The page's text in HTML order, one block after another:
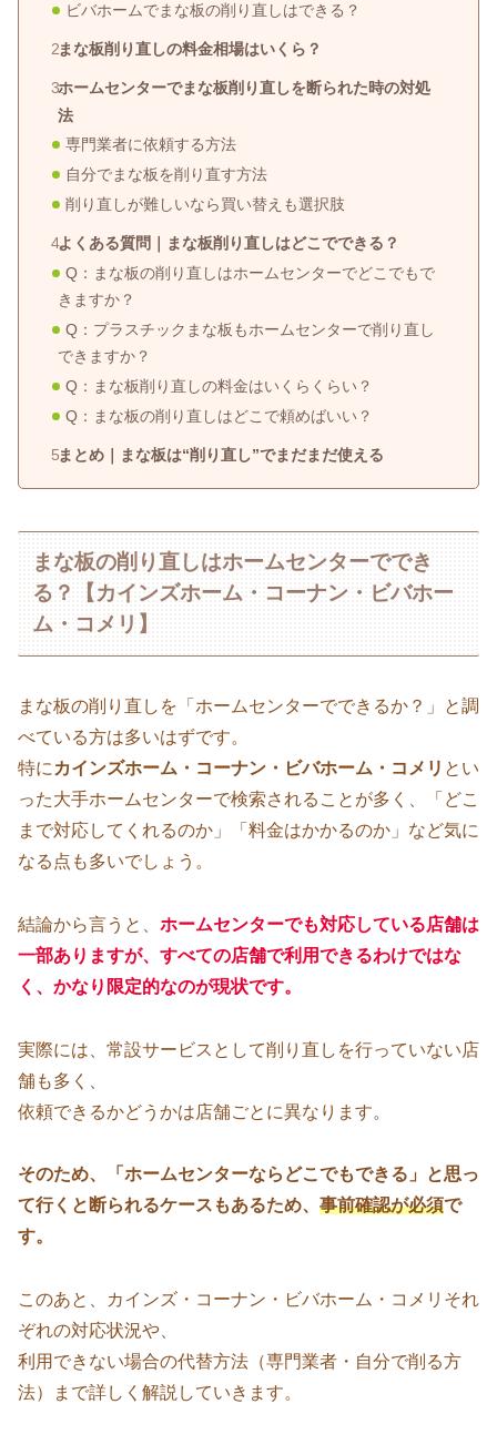
ビバホームでまな板の削り直しはできる？
まな板削り直しの料金相場はいくら？
ホームセンターでまな板削り直しを断られた時の対処
法
専門業者に依頼する方法
自分でまな板を削り直す方法
削り直しが難しいなら買い替えも選択肢
よくある質問｜まな板削り直しはどこでできる？
Q：まな板の削り直しはホームセンターでどこでもで
きますか？
Q：プラスチックまな板もホームセンターで削り直し
できますか？
Q：まな板削り直しの料金はいくらくらい？
Q：まな板の削り直しはどこで頼めばいい？
まとめ｜まな板は“削り直し”でまだまだ使える
まな板の削り直しはホームセンターででき
る？【カインズホーム・コーナン・ビバホー
ム・コメリ】
まな板の削り直しを「ホームセンターでできるか？」と調
べている方は多いはずです。
特に カインズホーム・コーナン・ビバホーム・コメリ とい
った大手ホームセンターで検索されることが多く、「どこ
まで対応してくれるのか」「料金はかかるのか」など気に
なる点も多いでしょう。
結論から言うと、 ホームセンターでも対応している店舗は
一部ありますが、すべての店舗で利用できるわけではな
く、かなり限定的なのが現状です。
実際には、常設サービスとして削り直しを行っていない店
舗も多く、
依頼できるかどうかは店舗ごとに異なります。
そのため、「ホームセンターならどこでもできる」と思っ
て行くと断られるケースもあるため、 事前確認が必須で
す。
このあと、カインズ・コーナン・ビバホーム・コメリそれ
ぞれの対応状況や、
利用できない場合の代替方法（専門業者・自分で削る方
法）まで詳しく解説していきます。